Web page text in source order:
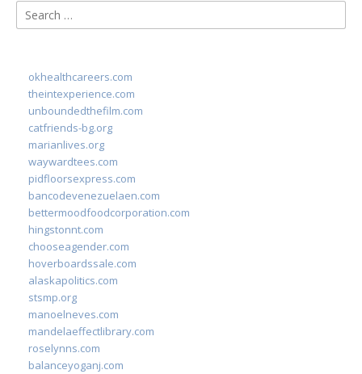
Search
for:
okhealthcareers.com
theintexperience.com
unboundedthefilm.com
catfriends-bg.org
marianlives.org
waywardtees.com
pidfloorsexpress.com
bancodevenezuelaen.com
bettermoodfoodcorporation.com
hingstonnt.com
chooseagender.com
hoverboardssale.com
alaskapolitics.com
stsmp.org
manoelneves.com
mandelaeffectlibrary.com
roselynns.com
balanceyoganj.com